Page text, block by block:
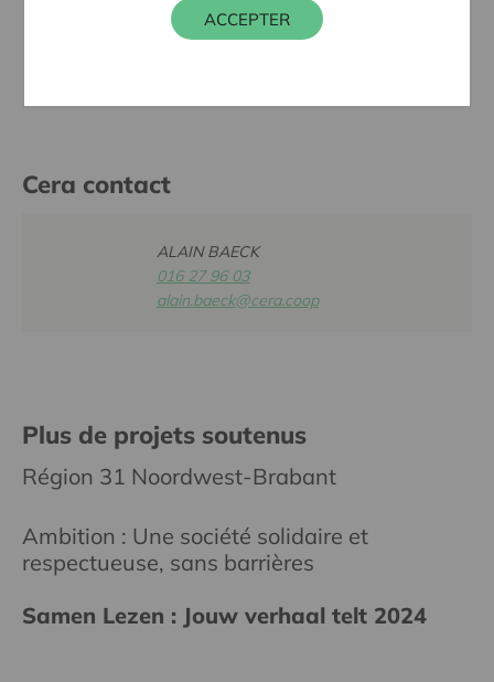
015 71 93 70
info@kobos.be
Cera contact
ALAIN BAECK
016 27 96 03
alain.baeck@cera.coop
Plus de projets soutenus
Région 31 Noordwest-Brabant
Ambition : Une société solidaire et
respectueuse, sans barrières
Samen Lezen : Jouw verhaal telt 2024
ACCEPTER